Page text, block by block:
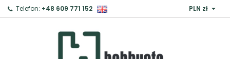
Telefon: +48 609 771 152 PLN zł 